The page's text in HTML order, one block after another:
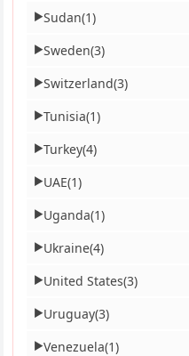
▶Sudan(1)
▶Sweden(3)
▶Switzerland(3)
▶Tunisia(1)
▶Turkey(4)
▶UAE(1)
▶Uganda(1)
▶Ukraine(4)
▶United States(3)
▶Uruguay(3)
▶Venezuela(1)